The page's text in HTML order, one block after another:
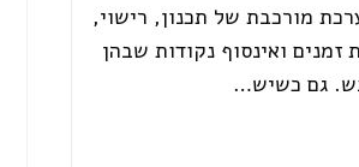
מורכבת של תכנון, רישוי,
ואינסוף נקודות שבהן
גם כשיש…